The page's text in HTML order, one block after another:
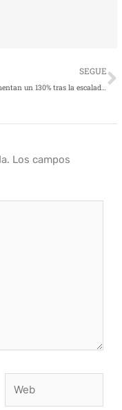
SEGUE
Los ciberataques aumentan un 130% tras la escalada del conflicto en Oriente Medio
Los campos